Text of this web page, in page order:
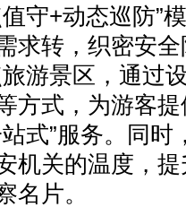
守+动态巡防”
求转，织密安全
游景区，通过
方式，为游客
式”服务。同时
机关的温度，
名片。